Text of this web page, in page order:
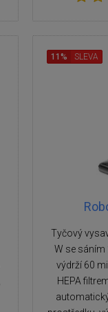
Tyčový
W se sáním
výdrží 60
HEPA
11% SLEVA